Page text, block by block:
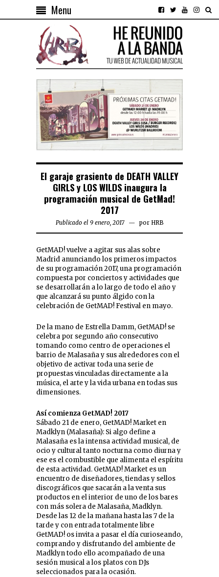
Menu
El garaje grasiento de DEATH VALLEY
GIRLS y LOS WILDS inaugura la
programación musical de GetMad!
2017
Publicado el 9 enero, 2017 por HRB
GetMAD! vuelve a agitar sus alas sobre
Madrid anunciando los primeros impactos
de su programación 2017, una programación
compuesta por conciertos y actividades que
se desarrollarán a lo largo de todo el año y
que alcanzará su punto álgido con la
celebración de GetMAD! Festival en mayo.
De la mano de Estrella Damm, GetMAD! se
celebra por segundo año consecutivo
tomando como centro de operaciones el
barrio de Malasaña y sus alrededores con el
objetivo de activar toda una serie de
propuestas vinculadas directamente a la
música, el arte y la vida urbana en todas sus
dimensiones.
Así comienza GetMAD! 2017
Sábado 21 de enero, GetMAD! Market en
Madklyn (Malasaña): Si algo define a
Malasaña es la intensa actividad musical, de
ocio y cultural tanto nocturna como diurna y
ese es el combustible que alimenta el espíritu
de esta actividad. GetMAD! Market es un
encuentro de diseñadores, tiendas y sellos
discográficos que sacarán a la venta sus
productos en el interior de uno de los bares
con más solera de Malasaña, Madklyn.
Desde las 12 de la mañana hasta las 7 de la
tarde y con entrada totalmente libre
GetMAD! os invita a pasar el día curioseando,
comprando y disfrutando del ambiente de
Madklyn todo ello acompañado de una
sesión musical a los platos con DJs
seleccionados para la ocasión.